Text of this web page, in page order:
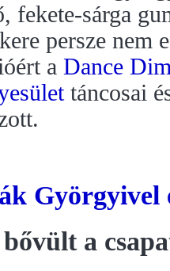
fekete-sárga
persze
a Dance
táncosai
bővült a